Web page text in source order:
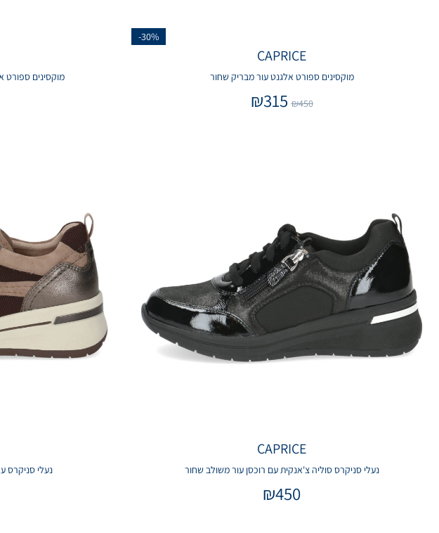
-30%
CAPRICE
מוקסינים ספורט אלגנט עור מבריק שחור
₪450
₪315
מוקסינים ספורט
CAPRICE
נעלי סניקרס סוליה צ'אנקית עם רוכסן עור משולב שחור
₪450
נעלי סניקרס